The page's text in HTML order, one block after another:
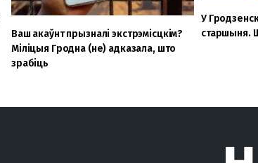
Ваш акаўнт прызналі экстрэмісцкім?
Міліцыя Гродна (не) адказала, што
зрабіць
У
старшыня.